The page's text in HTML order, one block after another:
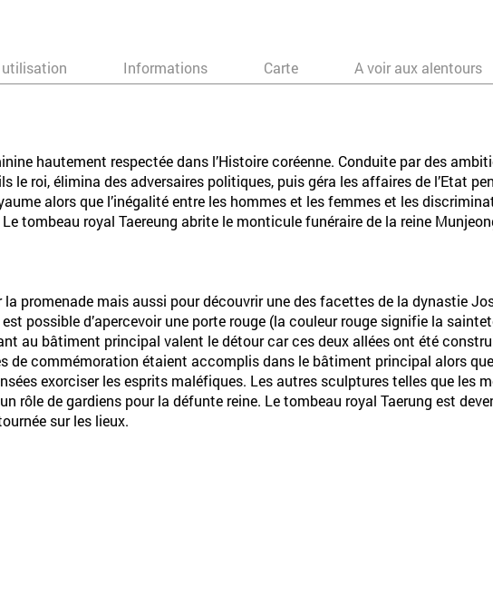
Informations Carte A voir aux alentours
hautement respectée dans l’Histoire coréenne. Conduite par des
le roi, élimina des adversaires politiques, puis géra les affaires de l’Etat
alors que l’inégalité entre les hommes et les femmes et les
tombeau royal Taereung abrite le monticule funéraire de la reine
promenade mais aussi pour découvrir une des facettes de la dynastie
possible d’apercevoir une porte rouge (la couleur rouge signifie la
au bâtiment principal valent le détour car ces deux allées ont été
de commémoration étaient accomplis dans le bâtiment principal alors
exorciser les esprits maléfiques. Les autres sculptures telles que les
rôle de gardiens pour la défunte reine. Le tombeau royal Taerung est
sur les lieux.